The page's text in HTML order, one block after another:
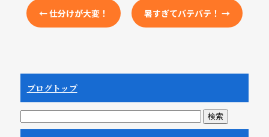
←仕分けが大変！ 暑すぎてバテバテ！→
ブログトップ